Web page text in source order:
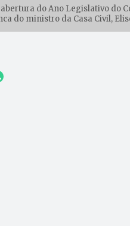
do Ano Legislativo do
do ministro da Casa Civil,